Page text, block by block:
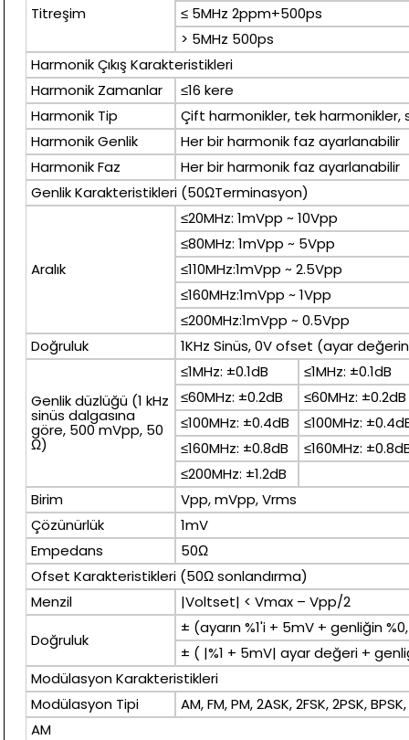
Titreşim
≤ 5MHz 2ppm+500ps
> 5MHz 500ps
Harmonik Çıkış Karakteristikleri
Harmonik Zamanlar
≤16 kere
Harmonik Tip
Çift harmonikler, tek harmonikler,
Harmonik Genlik
Her bir harmonik faz ayarlanabilir
Harmonik Faz
Her bir harmonik faz ayarlanabilir
Genlik Karakteristikleri (50ΩTerminasyon)
Aralık
≤20MHz: 1mVpp ~ 10Vpp
≤80MHz: 1mVpp ~ 5Vpp
≤110MHz:1mVpp ~ 2.5Vpp
≤160MHz:1mVpp ~ 1Vpp
≤200MHz:1mVpp ~ 0.5Vpp
Doğruluk
1KHz Sinüs, 0V ofset (ayar
Genlik düzlüğü (1 kHz
sinüs dalgasına
göre, 500 mVpp, 50
Ω)
≤1MHz: ±0.1dB
≤1MHz: ±0.1dB
≤60MHz: ±0.2dB
≤60MHz: ±0.2dB
≤100MHz: ±0.4dB
≤100MHz:
≤160MHz: ±0.8dB
≤160MHz:
≤200MHz: ±1.2dB
Birim
Vpp, mVpp, Vrms
Çözünürlük
1mV
Empedans
50Ω
Ofset Karakteristikleri (50Ω sonlandırma)
Menzil
|Voltset| < Vmax – Vpp/2
Doğruluk
± (ayarın %1'i + 5mV + genliğin
± ( |%1 + 5mV| ayar değeri +
Modülasyon Karakteristikleri
Modülasyon Tipi
AM, FM, PM, 2ASK, 2FSK, 2PSK,
AM